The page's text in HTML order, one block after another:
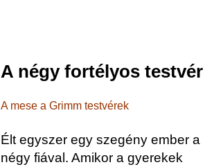
A négy fortélyos testvér
A mese a Grimm testvérek
Élt egyszer egy szegény ember a
négy fiával. Amikor a gyerekek